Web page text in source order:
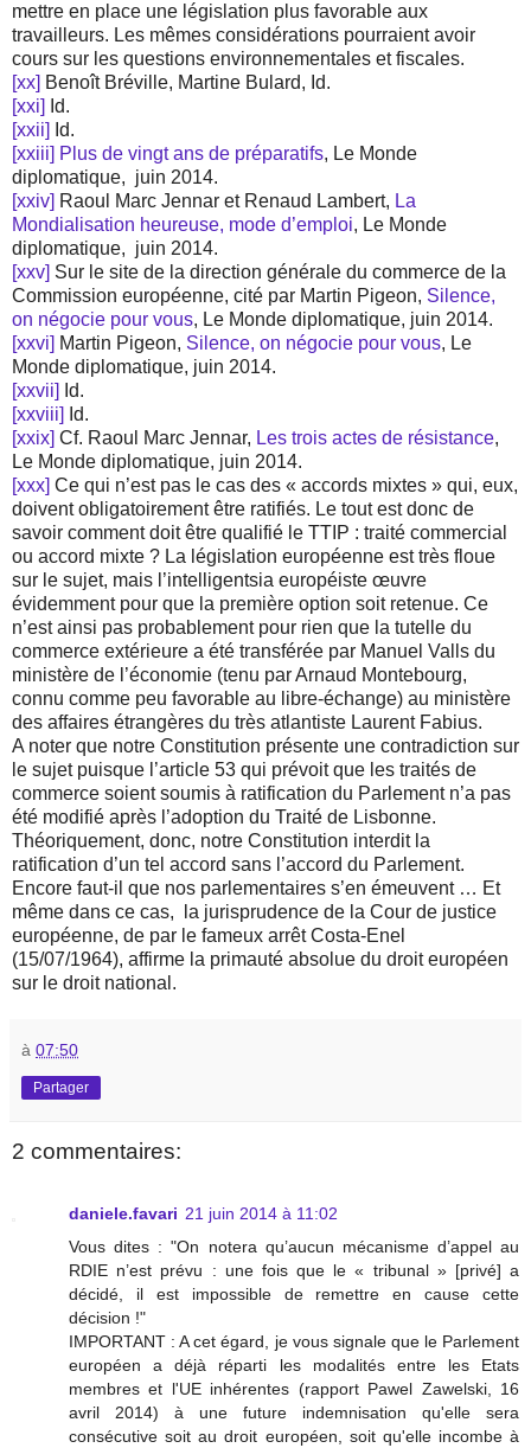
mettre en place une législation plus favorable aux
travailleurs. Les mêmes considérations pourraient avoir
cours sur les questions environnementales et fiscales.
[xx] Benoît Bréville, Martine Bulard, Id.
[xxi] Id.
[xxii] Id.
[xxiii] Plus de vingt ans de préparatifs, Le Monde
diplomatique, juin 2014.
[xxiv] Raoul Marc Jennar et Renaud Lambert, La
Mondialisation heureuse, mode d’emploi, Le Monde
diplomatique, juin 2014.
[xxv] Sur le site de la direction générale du commerce de la
Commission européenne, cité par Martin Pigeon, Silence,
on négocie pour vous, Le Monde diplomatique, juin 2014.
[xxvi] Martin Pigeon, Silence, on négocie pour vous, Le
Monde diplomatique, juin 2014.
[xxvii] Id.
[xxviii] Id.
[xxix] Cf. Raoul Marc Jennar, Les trois actes de résistance,
Le Monde diplomatique, juin 2014.
[xxx] Ce qui n’est pas le cas des « accords mixtes » qui, eux,
doivent obligatoirement être ratifiés. Le tout est donc de
savoir comment doit être qualifié le TTIP : traité commercial
ou accord mixte ? La législation européenne est très floue
sur le sujet, mais l’intelligentsia européiste œuvre
évidemment pour que la première option soit retenue. Ce
n’est ainsi pas probablement pour rien que la tutelle du
commerce extérieure a été transférée par Manuel Valls du
ministère de l’économie (tenu par Arnaud Montebourg,
connu comme peu favorable au libre-échange) au ministère
des affaires étrangères du très atlantiste Laurent Fabius.
A noter que notre Constitution présente une contradiction sur
le sujet puisque l’article 53 qui prévoit que les traités de
commerce soient soumis à ratification du Parlement n’a pas
été modifié après l’adoption du Traité de Lisbonne.
Théoriquement, donc, notre Constitution interdit la
ratification d’un tel accord sans l’accord du Parlement.
Encore faut-il que nos parlementaires s’en émeuvent … Et
même dans ce cas, la jurisprudence de la Cour de justice
européenne, de par le fameux arrêt Costa-Enel
(15/07/1964), affirme la primauté absolue du droit européen
sur le droit national .
à 07:50
Partager
2 commentaires:
daniele.favari 21 juin 2014 à 11:02
Vous dites : "On notera qu’aucun mécanisme d’appel au
RDIE n’est prévu : une fois que le « tribunal » [privé] a
décidé, il est impossible de remettre en cause cette
décision !"
IMPORTANT : A cet égard, je vous signale que le Parlement
européen a déjà réparti les modalités entre les Etats
membres et l'UE inhérentes (rapport Pawel Zawelski, 16
avril 2014) à une future indemnisation qu'elle sera
consécutive soit au droit européen, soit qu'elle incombe à